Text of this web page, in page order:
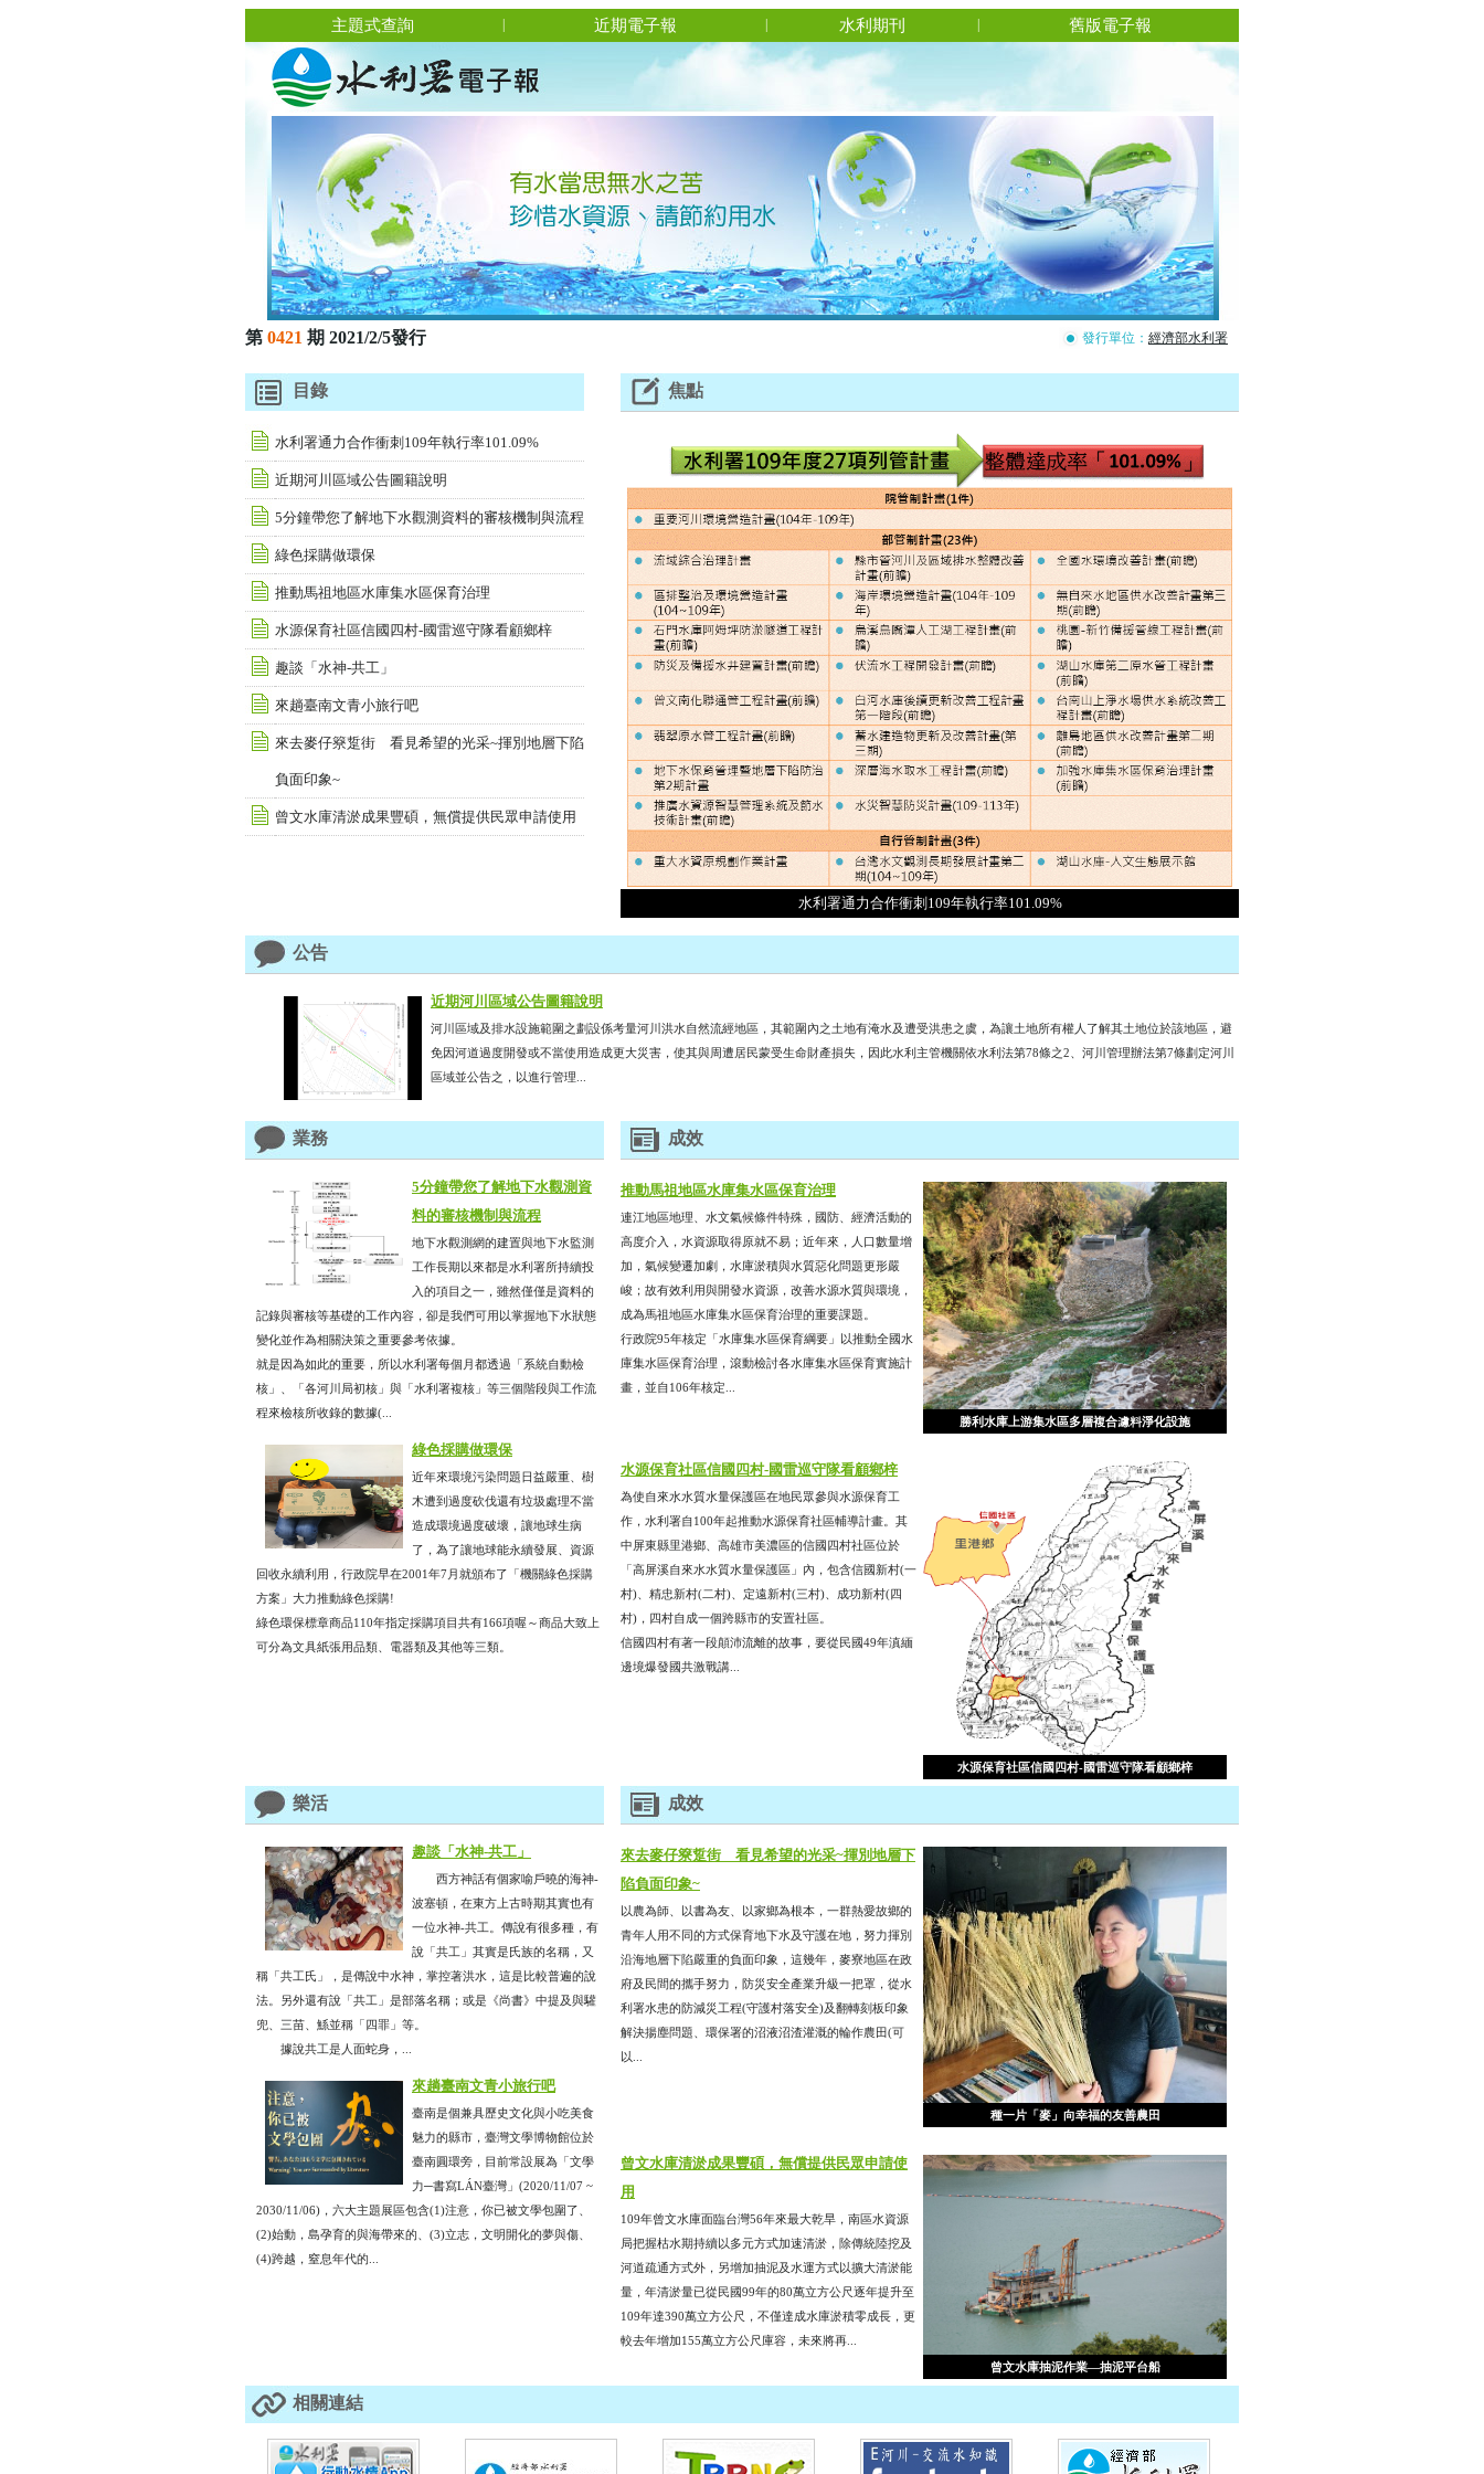
主題式查詢 近期電子報 水利期刊 舊版電子報
第 0421 期 2021/2/5發行 發行單位： 經濟部水利署
目錄
水利署通力合作衝刺109年執行率101.09%
近期河川區域公告圖籍說明
5分鐘帶您了解地下水觀測資料的審核機制與流程
綠色採購做環保
推動馬祖地區水庫集水區保育治理
水源保育社區信國四村-國雷巡守隊看顧鄉梓
趣談「水神-共工」
來趟臺南文青小旅行吧
來去麥仔簝踅街 看見希望的光采~揮別地層下陷
負面印象~
曾文水庫清淤成果豐碩，無償提供民眾申請使用
焦點
水利署通力合作衝刺109年執行率101.09%
公告
近期河川區域公告圖籍說明
河川區域及排水設施範圍之劃設係考量河川洪水自然流經地區，其範圍內之土地有淹水及遭受洪患之虞，為讓土地所有權人了解其土地位於該地區，避
免因河道過度開發或不當使用造成更大災害，使其與周遭居民蒙受生命財產損失，因此水利主管機關依水利法第78條之2、河川管理辦法第7條劃定河川
區域並公告之，以進行管理...
業務
5分鐘帶您了解地下水觀測資
料的審核機制與流程
地下水觀測網的建置與地下水監測
工作長期以來都是水利署所持續投
入的項目之一，雖然僅僅是資料的
記錄與審核等基礎的工作內容，卻是我們可用以掌握地下水狀態
變化並作為相關決策之重要參考依據。
就是因為如此的重要，所以水利署每個月都透過「系統自動檢
核」、「各河川局初核」與「水利署複核」等三個階段與工作流
程來檢核所收錄的數據(...
綠色採購做環保
近年來環境污染問題日益嚴重、樹
木遭到過度砍伐還有垃圾處理不當
造成環境過度破壞，讓地球生病
了，為了讓地球能永續發展、資源
回收永續利用，行政院早在2001年7月就頒布了「機關綠色採購
方案」大力推動綠色採購!
綠色環保標章商品110年指定採購項目共有166項喔～商品大致上
可分為文具紙張用品類、電器類及其他等三類。
成效
勝利水庫上游集水區多層複合濾料淨化設施
推動馬祖地區水庫集水區保育治理
連江地區地理、水文氣候條件特殊，國防、經濟活動的
高度介入，水資源取得原就不易；近年來，人口數量增
加，氣候變遷加劇，水庫淤積與水質惡化問題更形嚴
峻；故有效利用與開發水資源，改善水源水質與環境，
成為馬祖地區水庫集水區保育治理的重要課題。
行政院95年核定「水庫集水區保育綱要」以推動全國水
庫集水區保育治理，滾動檢討各水庫集水區保育實施計
畫，並自106年核定...
水源保育社區信國四村-國雷巡守隊看顧鄉梓
水源保育社區信國四村-國雷巡守隊看顧鄉梓
為使自來水水質水量保護區在地民眾參與水源保育工
作，水利署自100年起推動水源保育社區輔導計畫。其
中屏東縣里港鄉、高雄市美濃區的信國四村社區位於
「高屏溪自來水水質水量保護區」內，包含信國新村(一
村)、精忠新村(二村)、定遠新村(三村)、成功新村(四
村)，四村自成一個跨縣市的安置社區。
信國四村有著一段顛沛流離的故事，要從民國49年滇緬
邊境爆發國共激戰講...
樂活
趣談「水神-共工」
西方神話有個家喻戶曉的海神-
波塞頓，在東方上古時期其實也有
一位水神-共工。傳說有很多種，有
說「共工」其實是氏族的名稱，又
稱「共工氏」，是傳說中水神，掌控著洪水，這是比較普遍的說
法。另外還有說「共工」是部落名稱；或是《尚書》中提及與驩
兜、三苗、鯀並稱「四罪」等。
據說共工是人面蛇身，...
來趟臺南文青小旅行吧
臺南是個兼具歷史文化與小吃美食
魅力的縣市，臺灣文學博物館位於
臺南圓環旁，目前常設展為「文學
力─書寫LÁN臺灣」(2020/11/07 ~
2030/11/06)，六大主題展區包含(1)注意，你已被文學包圍了、
(2)始動，島孕育的與海帶來的、(3)立志，文明開化的夢與傷、
(4)跨越，窒息年代的...
成效
種一片「麥」向幸福的友善農田
來去麥仔簝踅街 看見希望的光采~揮別地層下
陷負面印象~
以農為師、以書為友、以家鄉為根本，一群熱愛故鄉的
青年人用不同的方式保育地下水及守護在地，努力揮別
沿海地層下陷嚴重的負面印象，這幾年，麥寮地區在政
府及民間的攜手努力，防災安全產業升級一把罩，從水
利署水患的防減災工程(守護村落安全)及翻轉刻板印象
解決揚塵問題、環保署的沼液沼渣灌溉的輪作農田(可
以...
曾文水庫抽泥作業—抽泥平台船
曾文水庫清淤成果豐碩，無償提供民眾申請使
用
109年曾文水庫面臨台灣56年來最大乾旱，南區水資源
局把握枯水期持續以多元方式加速清淤，除傳統陸挖及
河道疏通方式外，另增加抽泥及水運方式以擴大清淤能
量，年清淤量已從民國99年的80萬立方公尺逐年提升至
109年達390萬立方公尺，不僅達成水庫淤積零成長，更
較去年增加155萬立方公尺庫容，未來將再...
相關連結